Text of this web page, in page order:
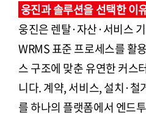
웅진과 솔루션을 선택한 이
웅진은 렌탈·자산·서비스
WRMS 표준 프로세스를 활
스 구조에 맞춘 유연한 커스
니다. 계약, 서비스, 설치·철
를 하나의 플랫폼에서 엔드